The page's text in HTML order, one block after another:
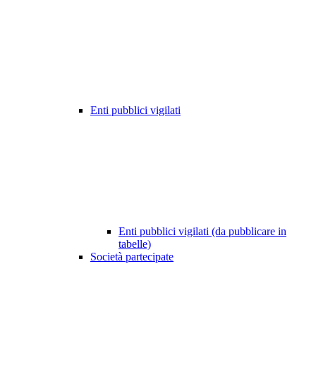
Enti pubblici vigilati
Enti pubblici vigilati (da pubblicare in
tabelle)
Società partecipate